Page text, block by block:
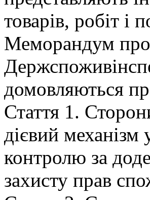
товарів, робіт і
Меморандум
домовляються
Стаття 1.
дієвий механізм
контролю за
захисту прав